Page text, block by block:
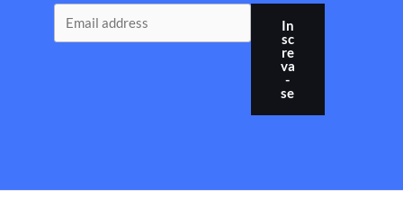
In
sc
re
va
-
se